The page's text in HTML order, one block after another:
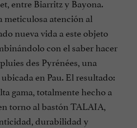
entre Biarritz y Bayona.
meticulosa atención al
nueva vida a este objeto
con el saber hacer
des Pyrénées, una
en Pau. El resultado:
gama, totalmente hecho a
torno al bastón TALAIA,
durabilidad y